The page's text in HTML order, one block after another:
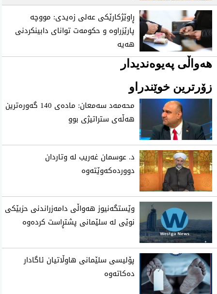
ڕاوێژکارێکی عەلی زەیدی: مووچە
پارێزراوە و حکومەت توانای دابینکردنی
هەیە
هەواڵی پەیوەندیدار
زۆرترین خوێندراو
محه‌مه‌د سه‌معان: ماده‌ی 140 گه‌وره‌ترین
هه‌ڵه‌ی ستراتیژی‌ بوو
د. عوسمان غەریب لە وتاردان
دووردەکەوێتەوە
وێستگەنیوز هەواڵی دامەزراندنی حزبێکی
نوێی لە سلێمانی پشتڕاست کردەوە
پۆلیسی سلێمانی هاوڵاتیان ئاگادار
ده‌كاته‌وه‌